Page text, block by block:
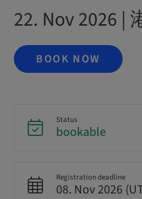
22. Nov 2026 |
BOOK NOW
Status
bookable
Registration deadline
08. Nov 2026